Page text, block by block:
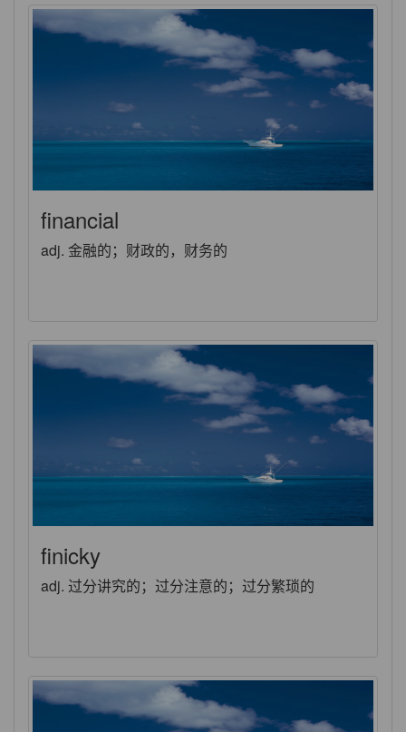
financial
adj. 金融的；财政的，财务的
finicky
adj. 过分讲究的；过分注意的；过分繁琐的